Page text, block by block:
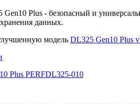
Plus - безопасный и
данных.
модель DL325 Gen10 Plus